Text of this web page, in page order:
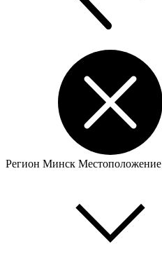
Регион Минск Местоположение